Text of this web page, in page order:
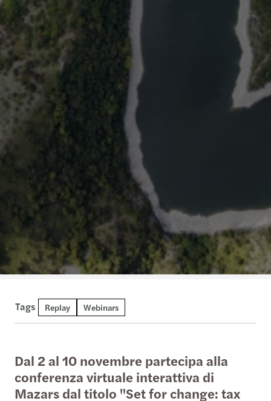
Tags Replay Webinars
Dal 2 al 10 novembre partecipa alla
conferenza virtuale interattiva di
Mazars dal titolo "Set for change: tax